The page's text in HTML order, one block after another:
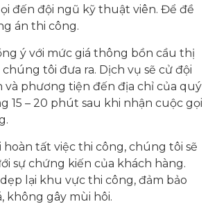
đến đội ngũ kỹ thuật viên. Để đề
án thi công.
ý với mức giá thông bồn cầu thị
tôi đưa ra. Dịch vụ sẽ cử đội
và phương tiện đến địa chỉ của quý
15 – 20 phút sau khi nhận cuộc gọi
hoàn tất việc thi công, chúng tôi sẽ
sự chứng kiến của khách hàng.
lại khu vực thi công, đảm bảo
không gây mùi hôi.